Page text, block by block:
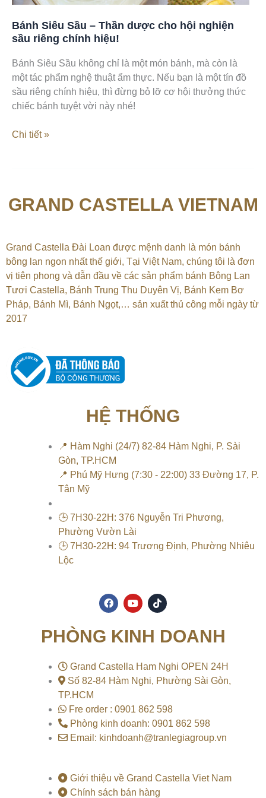
Bánh Siêu Sầu – Thần dược cho hội nghiện
sầu riêng chính hiệu!
Bánh Siêu Sầu không chỉ là một món bánh, mà còn là
một tác phẩm nghệ thuật ẩm thực. Nếu bạn là một tín đồ
sầu riêng chính hiệu, thì đừng bỏ lỡ cơ hội thưởng thức
chiếc bánh tuyệt vời này nhé!
sầu
riêng
chính
Chi tiết »
GRAND CASTELLA VIETNAM
Grand Castella Đài Loan được mệnh danh là món bánh
bông lan ngon nhất thế giới, Tại Việt Nam, chúng tôi là đơn
vị tiên phong và dẫn đầu về các sản phẩm bánh Bông Lan
Tươi Castella, Bánh Trung Thu Duyên Vị, Bánh Kem Bơ
Pháp, Bánh Mì, Bánh Ngọt,… sản xuất thủ công mỗi ngày từ
2017
HỆ THỐNG
📍 Hàm Nghi (24/7) 82-84 Hàm Nghi, P. Sài
Gòn, TP.HCM
📍 Phú Mỹ Hưng (7:30 - 22:00) 33 Đường 17, P.
Tân Mỹ
🕒 7H30-22H: 376 Nguyễn Tri Phương,
Phường Vườn Lài
🕒 7H30-22H: 94 Trương Định, Phường Nhiêu
Lộc
F
a
o
k
Y
o
u
b
T
i
k
PHÒNG KINH DOANH
Grand Castella Ham Nghi OPEN 24H
Số 82-84 Hàm Nghi, Phường Sài Gòn,
TP.HCM
Fre order : 0901 862 598
Phòng kinh doanh: 0901 862 598
Email: kinhdoanh@tranlegiagroup.vn
Giới thiệu về Grand Castella Viet Nam
Chính sách bán hàng